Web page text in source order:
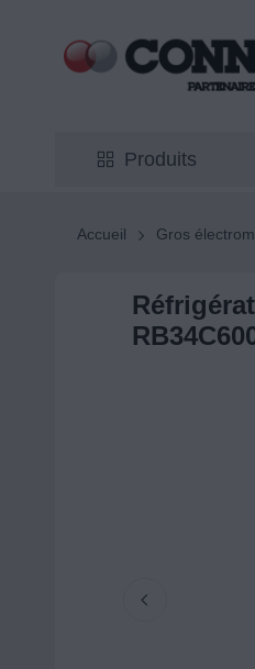
Produits
Accueil Gros